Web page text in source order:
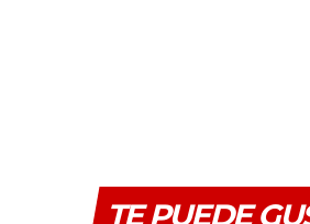
TE PUEDE